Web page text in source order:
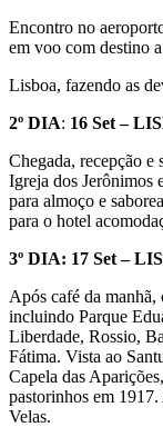
Encontro no
em voo com destino a
Lisboa, fazendo as
2º DIA: 16 Set –
Chegada, recepção
Igreja dos Jerônimos
para almoço e
para o hotel
3º DIA: 17 Set –
Após café da
incluindo Parque
Liberdade, Rossio,
Fátima. Vista ao
Capela das
pastorinhos em
Velas.